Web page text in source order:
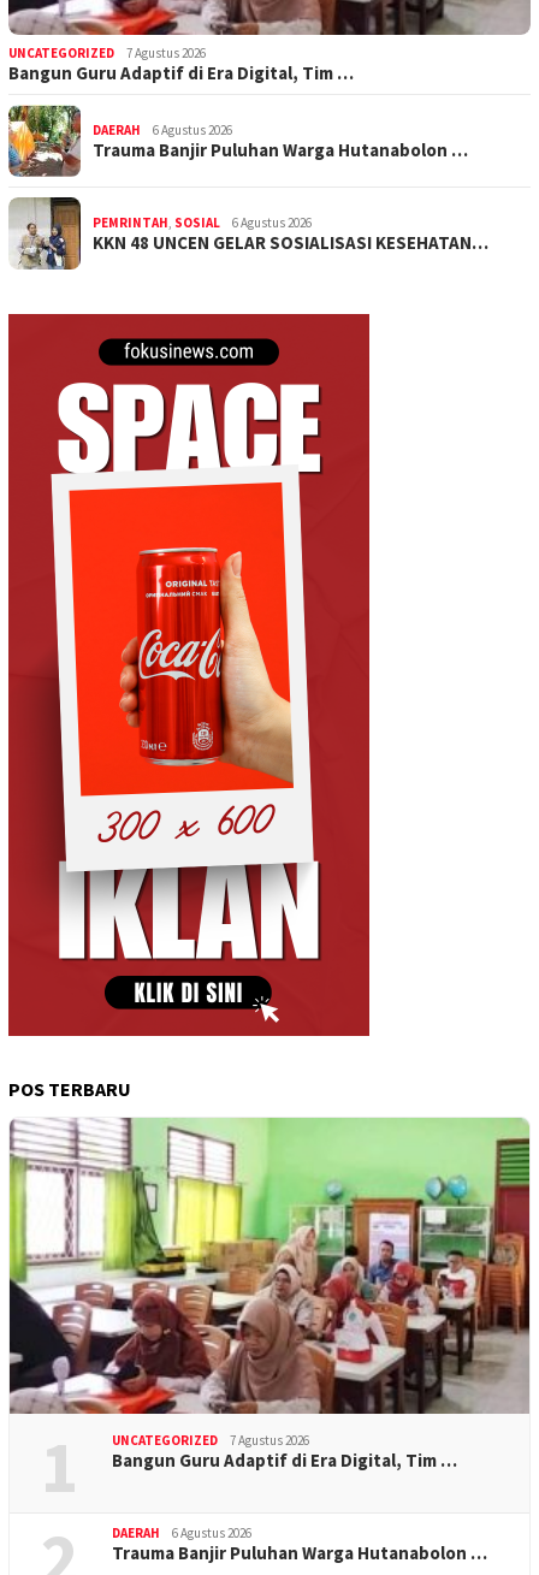
UNCATEGORIZED 7 Agustus 2026
Bangun Guru Adaptif di Era Digital, Tim …
DAERAH 6 Agustus 2026
Trauma Banjir Puluhan Warga Hutanabolon …
PEMRINTAH SOSIAL 6 Agustus 2026
KKN 48 UNCEN GELAR SOSIALISASI KESEHATAN…
POS TERBARU
1 UNCATEGORIZED 7 Agustus 2026
Bangun Guru Adaptif di Era Digital, Tim …
DAERAH 6 Agustus 2026
Trauma Banjir Puluhan Warga Hutanabolon …